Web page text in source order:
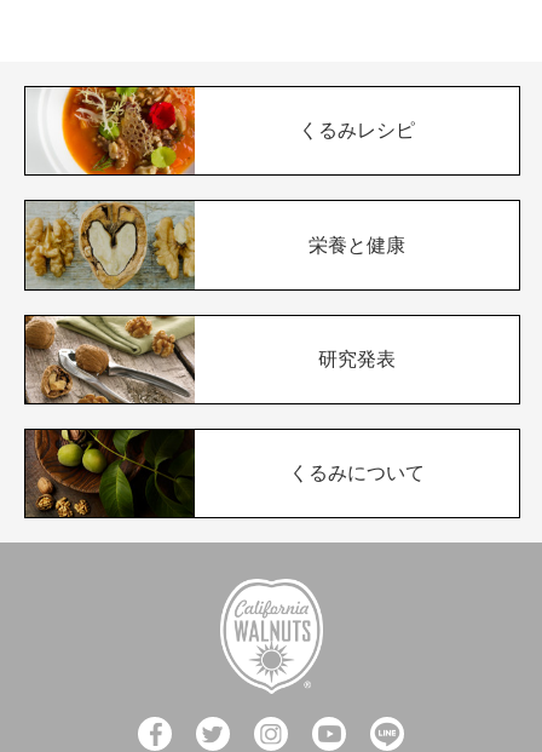
くるみレシピ
栄養と健康
研究発表
くるみについて